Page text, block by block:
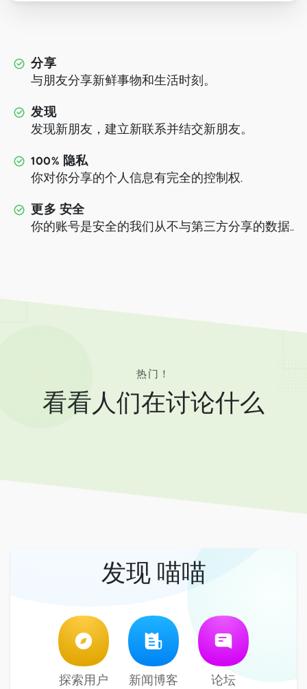
分享
与朋友分享新鲜事物和生活时刻。
发现
发现新朋友，建立新联系并结交新朋友。
100% 隐私
你对你分享的个人信息有完全的控制权.
更多 安全
你的账号是安全的我们从不与第三方分享的数据..
热门！
看看人们在讨论什么
发现 喵喵
探索用户 新闻博客 论坛